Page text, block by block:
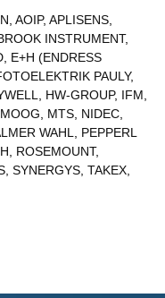
, AOIP, APLISENS,
INSTRUMENT,
, E+H (ENDRESS
PAULY,
, HW-GROUP, IFM,
MOOG, MTS, NIDEC,
WAHL, PEPPERL
, ROSEMOUNT,
, SYNERGYS, TAKEX,